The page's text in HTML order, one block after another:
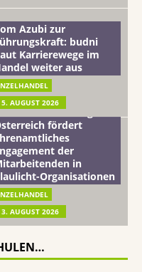
Azubi zur
budni
Karrierewege im
weiter aus
5. AUGUST 2026
vom leben tag: dm
fördert
der
in
Organisationen
3. AUGUST 2026